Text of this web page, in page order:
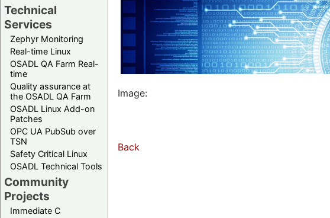
Technical
Services
Zephyr Monitoring
Real-time Linux
OSADL QA Farm Real-
time
Quality assurance at
the OSADL QA Farm
OSADL Linux Add-on
Patches
OPC UA PubSub over
TSN
Safety Critical Linux
OSADL Technical Tools
Community
Projects
Immediate C
Image:
Back